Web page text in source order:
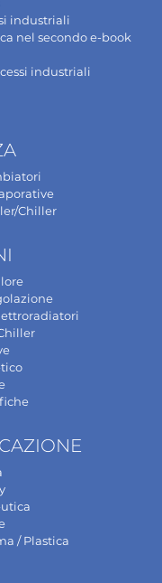
industriali
nel secondo e-book
industriali
Chiller
/ Plastica